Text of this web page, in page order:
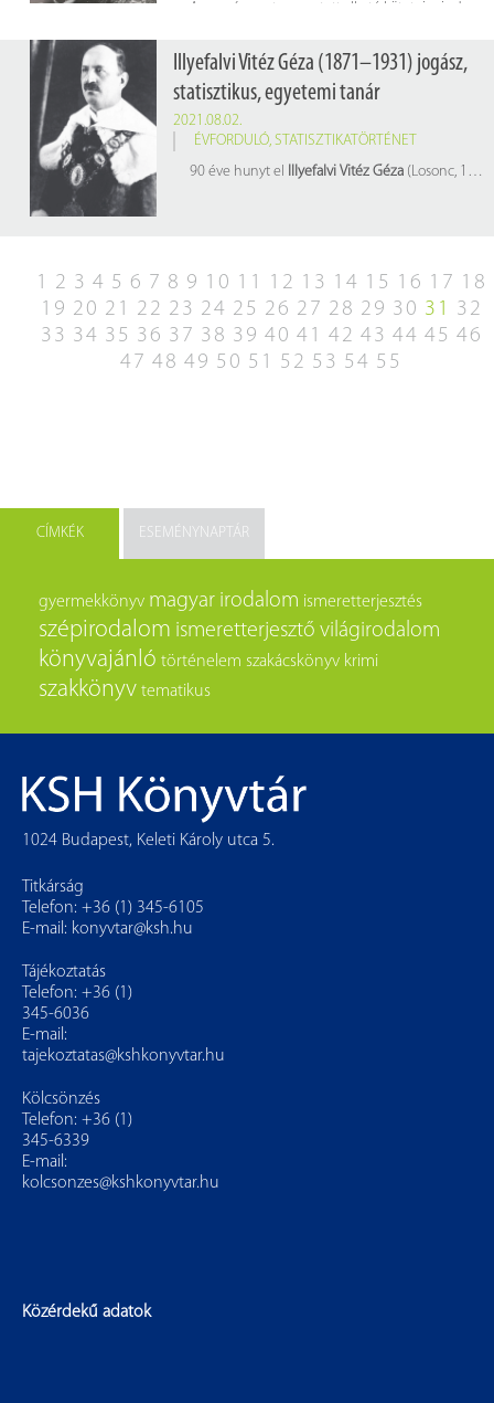
Illyefalvi Vitéz Géza (1871–1931) jogász,
statisztikus, egyetemi tanár
2021.08.02.
ÉVFORDULÓ, STATISZTIKATÖRTÉNET
90 éve hunyt el Illyefalvi Vitéz Géza(Losonc, 1871. márc. 16. – Budapest, 1931. aug. 2.) jogász, statisztikus, egyetemi tanár
1 2 3 4 5 6 7 8 9 10 11 12 13 14 15 16 17 18
19 20 21 22 23 24 25 26 27 28 29 30 31 32
33 34 35 36 37 38 39 40 41 42 43 44 45 46
47 48 49 50 51 52 53 54 55
CÍMKÉK ESEMÉNYNAPTÁR
gyermekkönyv magyar irodalom ismeretterjesztés
szépirodalom ismeretterjesztő világirodalom
könyvajánló történelem szakácskönyv krimi
szakkönyv tematikus
1024 Budapest, Keleti Károly utca 5.
Titkárság
Telefon: +36 (1) 345-6105
E-mail: konyvtar@ksh.hu
Tájékoztatás
Telefon: +36 (1)
345-6036
E-mail:
tajekoztatas@kshkonyvtar.hu
Kölcsönzés
Telefon: +36 (1)
345-6339
E-mail:
kolcsonzes@kshkonyvtar.hu
Közérdekű adatok